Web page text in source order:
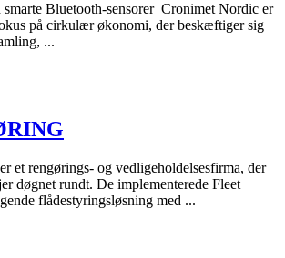
Bluetooth-sensorer Cronimet Nordic er
på cirkulær økonomi, der beskæftiger sig
...
et rengørings- og vedligeholdelsesfirma, der
døgnet rundt. De implementerede Fleet
flådestyringsløsning med ...